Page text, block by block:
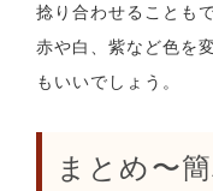
捻り合わせることも
赤や白、紫など色を
もいいでしょう。
まとめ〜